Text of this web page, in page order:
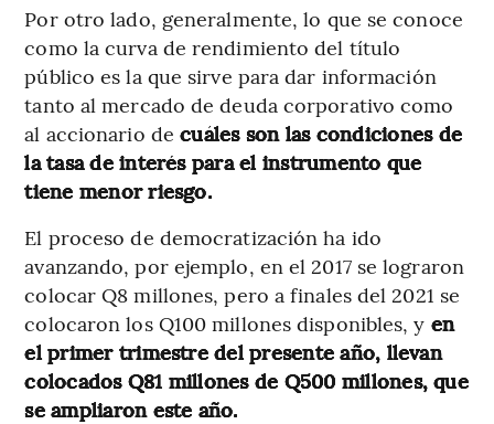
Por otro lado, generalmente, lo que se conoce
como la curva de rendimiento del título
público es la que sirve para dar información
tanto al mercado de deuda corporativo como
al accionario decuáles son las condiciones de
la tasa de interés para el instrumento que
tiene menor riesgo.
El proceso de democratización ha ido
avanzando, por ejemplo, en el 2017 se lograron
colocar Q8 millones, pero a finales del 2021 se
colocaron los Q100 millones disponibles, y en
el primer trimestre del presente año, llevan
colocados Q81 millones de Q500 millones, que
se ampliaron este año.